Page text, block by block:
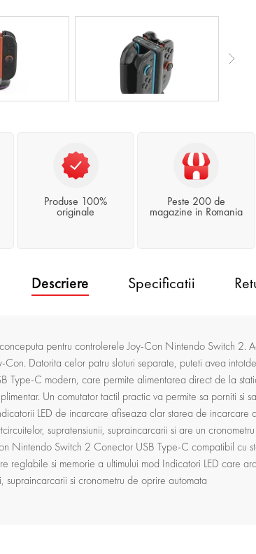
Produse 100%
originale
Peste 200 de
magazine in Romania
Descriere Specificatii
pentru controlerele Joy-Con Nintendo Switch 2.
Con. Datorita celor patru sloturi separate, puteti avea
Type-C modern, care permite alimentarea direct de la
Un comutator tactil practic va permite sa porniti si
LED de incarcare afiseaza clar starea de incarcare
supratensiunii, supraincarcarii si are un
Nintendo Switch 2 Conector USB Type-C compatibil cu
reglabile si memorie a ultimului mod Indicatori LED care
supraincarcarii si cronometru de oprire automata